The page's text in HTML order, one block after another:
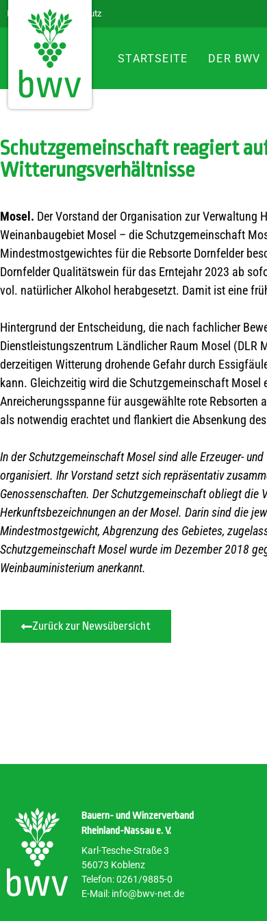
ImpressumDatenschutz
STARTSEITE DER BWV
Schutzgemeinschaft reagiert
Witterungsverhältnisse
Mosel. Der Vorstand der Organisation zur Verwaltung
Weinanbaugebiet Mosel – die Schutzgemeinschaft
Mindestmostgewichtes für die Rebsorte Dornfelder
Dornfelder Qualitätswein für das Erntejahr 2023 ab
vol. natürlicher Alkohol herabgesetzt. Damit ist eine
Hintergrund der Entscheidung, die nach fachlicher
Dienstleistungszentrum Ländlicher Raum Mosel
derzeitigen Witterung drohende Gefahr durch
kann. Gleichzeitig wird die Schutzgemeinschaft Mosel
Anreicherungsspanne für ausgewählte rote
als notwendig erachtet und flankiert die Absenkung
In der Schutzgemeinschaft Mosel sind alle Erzeuger-
organisiert. Ihr Vorstand setzt sich repräsentativ
Genossenschaften. Der Schutzgemeinschaft obliegt die
Herkunftsbezeichnungen an der Mosel. Darin sind die
Mindestmostgewicht, Abgrenzung des Gebietes,
Schutzgemeinschaft Mosel wurde im Dezember 2018
Weinbauministerium anerkannt.
Zurück zur Newsübersicht
Bauern- und Winzerverband
Rheinland-Nassau e. V.
Karl-Tesche-Straße 3
56073 Koblenz
Telefon: 0261/9885-0
E-Mail: info@bwv-net.de